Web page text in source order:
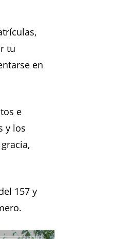
tu
en
e
y los
157 y